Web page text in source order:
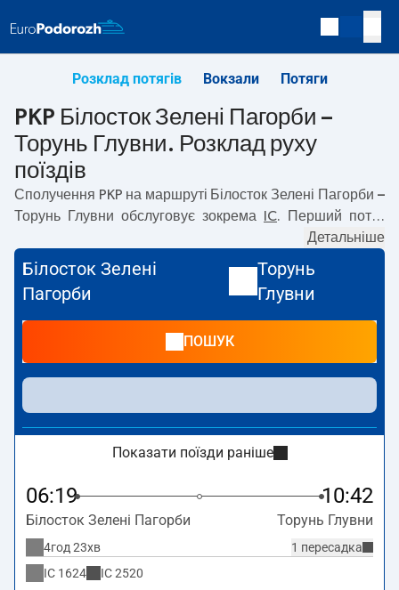
Розклад потягів Вокзали Потяги
PKP Білосток Зелені Пагорби –
Торунь Глувни. Розклад руху
поїздів
Сполучення PKP на маршруті Білосток Зелені Пагорби –
Торунь Глувни обслуговує зокрема IC. Перший потяг
з вокзалу PKP Білосток Зелені
Пагорби. Останній потяг до Торунь Глувни вирушає о
Білосток Зелені Пагорби
Глувникурсують також інші потяги:
— пропонують нижчу
ціну квитка і зазвичай довший час подорожі. Потяг
завершує маршрут на станції Торунь Глувни.
Детальніше
Білосток Зелені
Пагорби
Торунь
Глувни
ПОШУК
Показати поїзди раніше
06:19 10:42
Білосток Зелені Пагорби Торунь Глувни
1 пересадка
4год 23хв
IC 1624 IC2520